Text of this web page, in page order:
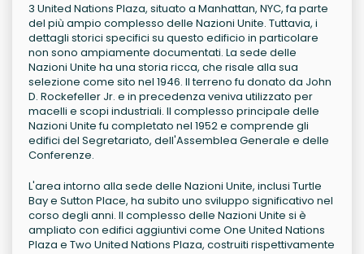
3 United Nations Plaza, situato a Manhattan, NYC, fa parte
del più ampio complesso delle Nazioni Unite. Tuttavia, i
dettagli storici specifici su questo edificio in particolare
non sono ampiamente documentati. La sede delle
Nazioni Unite ha una storia ricca, che risale alla sua
selezione come sito nel 1946. Il terreno fu donato da John
D. Rockefeller Jr. e in precedenza veniva utilizzato per
macelli e scopi industriali. Il complesso principale delle
Nazioni Unite fu completato nel 1952 e comprende gli
edifici del Segretariato, dell'Assemblea Generale e delle
Conferenze.
L'area intorno alla sede delle Nazioni Unite, inclusi Turtle
Bay e Sutton Place, ha subito uno sviluppo significativo nel
corso degli anni. Il complesso delle Nazioni Unite si è
ampliato con edifici aggiuntivi come One United Nations
Plaza e Two United Nations Plaza, costruiti rispettivamente